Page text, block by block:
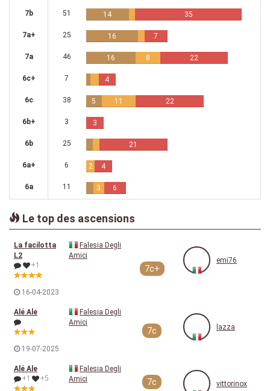
7b 51 14 35
7a+ 25 16 7
7a 46 16 8 22
6c+ 7 4
6c 38 5 11 22
6b+ 3 3
6b 25 21
6a+ 6 2 4
6a 11 3 6
Le top des ascensions
La facilotta
L2
+1
16-04-2023
Falesia Degli
Amici
7c+
emi76
Alé Ale
19-07-2025
Falesia Degli
Amici
7c lazza
Alé Ale
+1
+5
Falesia Degli
Amici
7c vittorinox